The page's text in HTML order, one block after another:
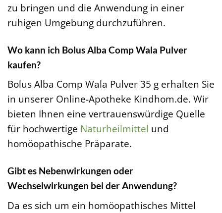
zu bringen und die Anwendung in einer
ruhigen Umgebung durchzuführen.
Wo kann ich Bolus Alba Comp Wala Pulver
kaufen?
Bolus Alba Comp Wala Pulver 35 g erhalten Sie
in unserer Online-Apotheke Kindhom.de. Wir
bieten Ihnen eine vertrauenswürdige Quelle
für hochwertige Naturheilmittel und
homöopathische Präparate.
Gibt es Nebenwirkungen oder
Wechselwirkungen bei der Anwendung?
Da es sich um ein homöopathisches Mittel